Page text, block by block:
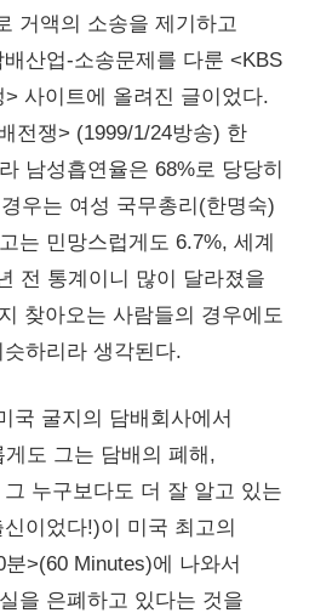
거액의 소송을 제기하고
산업-소송문제를 다룬 <KBS
사이트에 올려진 글이었다.
전쟁> (1999/1/24방송) 한
남성흡연율은 68%로 당당히
우는 여성 국무총리(한명숙)
는 민망스럽게도 6.7%, 세계
전 통계이니 많이 달라졌을
찾아오는 사람들의 경우에도
하리라 생각된다.
국 굴지의 담배회사에서
도 그는 담배의 폐해,
누구보다도 더 잘 알고 있는
이었다!)이 미국 최고의
>(60 Minutes)에 나와서
을 은폐하고 있다는 것을